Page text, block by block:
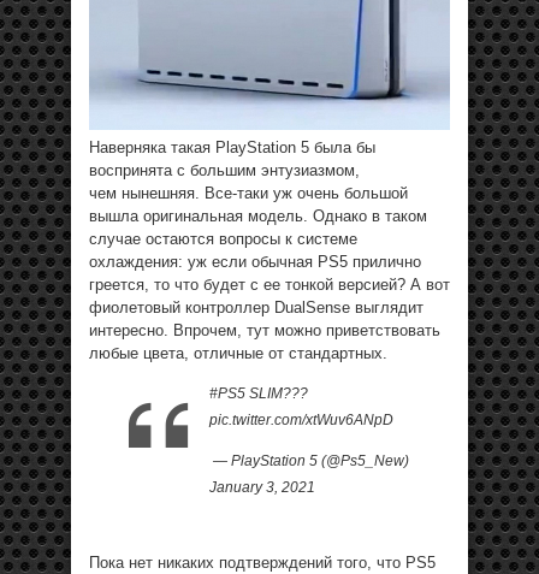
Наверняка такая PlayStation 5 была бы
воспринята с большим энтузиазмом,
чем нынешняя. Все-таки уж очень большой
вышла оригинальная модель. Однако в таком
случае остаются вопросы к системе
охлаждения: уж если обычная PS5 прилично
греется, то что будет с ее тонкой версией? А вот
фиолетовый контроллер DualSense выглядит
интересно. Впрочем, тут можно приветствовать
любые цвета, отличные от стандартных.
#PS5 SLIM???
pic.twitter.com/xtWuv6ANpD
— PlayStation 5 (@Ps5_New)
January 3, 2021
Пока нет никаких подтверждений того, что PS5